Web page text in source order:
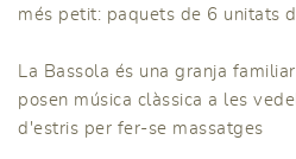
més petit: paquets de 6 unitats
La Bassola és una granja
posen música clàssica a les
d'estris per fer-se massatges